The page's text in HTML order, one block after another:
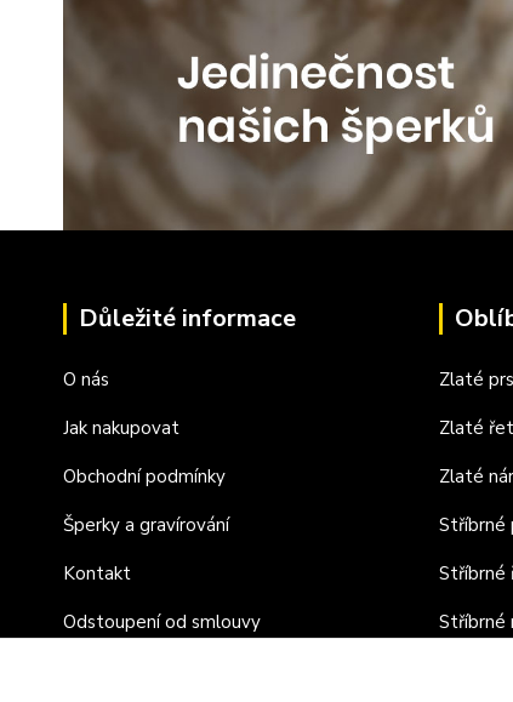
Důležité informace
O nás
Jak nakupovat
Obchodní podmínky
Šperky a gravírování
Kontakt
Odstoupení od smlouvy
Zlaté
Zlaté
Zlaté
Stříbrné
Stříbrné
Stříbrné